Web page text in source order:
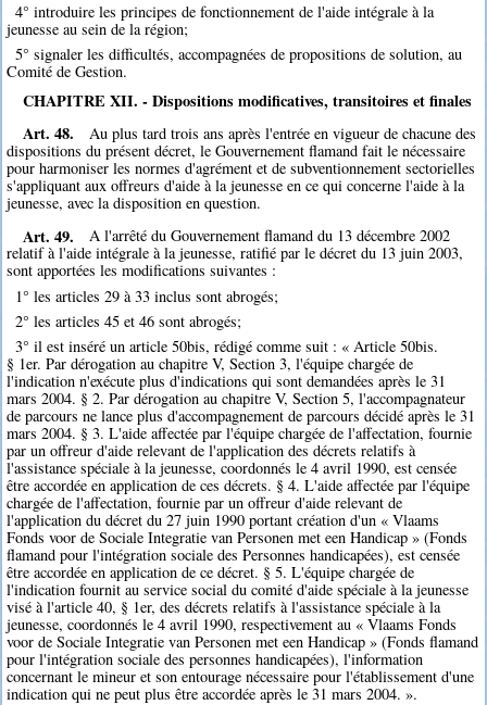
4° introduire les principes de fonctionnement de l'aide intégrale à la
jeunesse au sein de la région;
5° signaler les difficultés, accompagnées de propositions de solution, au
Comité de Gestion.
CHAPITRE XII. - Dispositions modificatives, transitoires et finales
Art. 48.
Au plus tard trois ans après l'entrée en vigueur de chacune des
dispositions du présent décret, le Gouvernement flamand fait le nécessaire
pour harmoniser les normes d'agrément et de subventionnement sectorielles
s'appliquant aux offreurs d'aide à la jeunesse en ce qui concerne l'aide à la
jeunesse, avec la disposition en question.
Art. 49.
A l'arrêté du Gouvernement flamand du 13 décembre 2002
relatif à l'aide intégrale à la jeunesse, ratifié par le décret du 13 juin 2003,
sont apportées les modifications suivantes :
1° les articles 29 à 33 inclus sont abrogés;
2° les articles 45 et 46 sont abrogés;
3° il est inséré un article 50bis, rédigé comme suit : « Article 50bis.
§ 1er. Par dérogation au chapitre V, Section 3, l'équipe chargée de
l'indication n'exécute plus d'indications qui sont demandées après le 31
mars 2004. § 2. Par dérogation au chapitre V, Section 5, l'accompagnateur
de parcours ne lance plus d'accompagnement de parcours décidé après le 31
mars 2004. § 3. L'aide affectée par l'équipe chargée de l'affectation, fournie
par un offreur d'aide relevant de l'application des décrets relatifs à
l'assistance spéciale à la jeunesse, coordonnés le 4 avril 1990, est censée
être accordée en application de ces décrets. § 4. L'aide affectée par l'équipe
chargée de l'affectation, fournie par un offreur d'aide relevant de
l'application du décret du 27 juin 1990 portant création d'un « Vlaams
Fonds voor de Sociale Integratie van Personen met een Handicap » (Fonds
flamand pour l'intégration sociale des Personnes handicapées), est censée
être accordée en application de ce décret. § 5. L'équipe chargée de
l'indication fournit au service social du comité d'aide spéciale à la jeunesse
visé à l'article 40, § 1er, des décrets relatifs à l'assistance spéciale à la
jeunesse, coordonnés le 4 avril 1990, respectivement au « Vlaams Fonds
voor de Sociale Integratie van Personen met een Handicap » (Fonds flamand
pour l'intégration sociale des personnes handicapées), l'information
concernant le mineur et son entourage nécessaire pour l'établissement d'une
indication qui ne peut plus être accordée après le 31 mars 2004. ».